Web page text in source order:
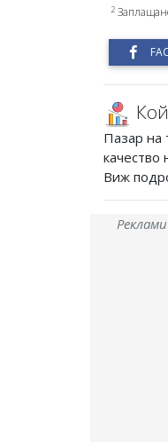
2
Пазар на
качество
Виж
Реклами